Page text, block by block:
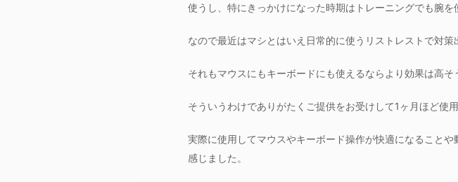
使うし、特にきっかけになった時期はトレーニングでも腕を
なので最近はマシとはいえ日常的に使うリストレストで対
それもマウスにもキーボードにも使えるならより効果は高そ
そういうわけでありがたくご提供をお受けして1ヶ月ほど使
実際に使用してマウスやキーボード操作が快適になること
感じました。